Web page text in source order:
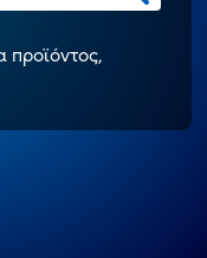
προϊόντος,